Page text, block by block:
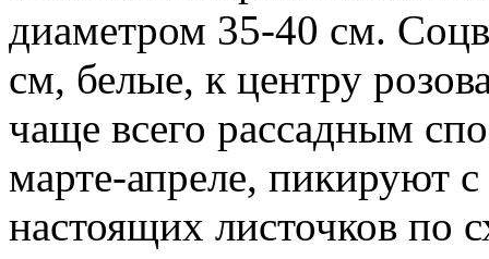
диаметром 35-40 см.
см, белые, к центру
чаще всего рассадным
марте-апреле, пикируют
настоящих листочков по